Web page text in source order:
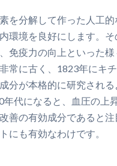
を分解して作った人工
環境を良好にします。
免疫力の向上といった様
常に古く、1823年にキ
分が本格的に研究される
代になると、血圧の上
善の有効成分であると
にも有効なわけです。